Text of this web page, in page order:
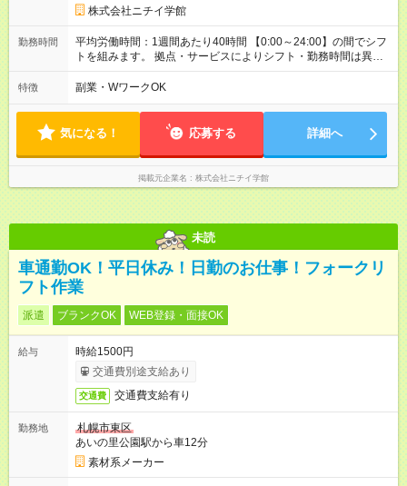
株式会社ニチイ学館
勤務時間
平均労働時間：1週間あたり40時間 【0:00～24:00】の間でシフ
トを組みます。 拠点・サービスによりシフト・勤務時間は異な
ります。 ＜シフト例＞ 早番：7:30～16:30 日勤：9:00～18:00
遅番：10:30～19:30 夜勤：16:30～翌9:30 ※上記は一例です。
たり40時間 【0:00～24:00】の間でシフトを組みます。 拠点・
サービスによりシフト・勤務時間は異なります。 ＜シフト例＞
早番：7:30～16:30 日勤：9:00～18:00 遅番：10:30～19:30 夜
勤：16:30～翌9:30 ※上記は一例です。 ※勤務日数や時間帯はご
相談ください。
特徴 副業・WワークOK
気になる！ 応募する 詳細へ
掲載元企業名 株式会社ニチイ学館
未読
車通勤OK！平日休み！日勤のお仕事！フォークリ
フト作業
派遣 ブランクOK WEB登録・面接OK
給与
時給1500円
交通費別途支給あり
交通費 交通費支給有り
勤務地
札幌市東区
あいの里公園駅から車12分
素材系メーカー